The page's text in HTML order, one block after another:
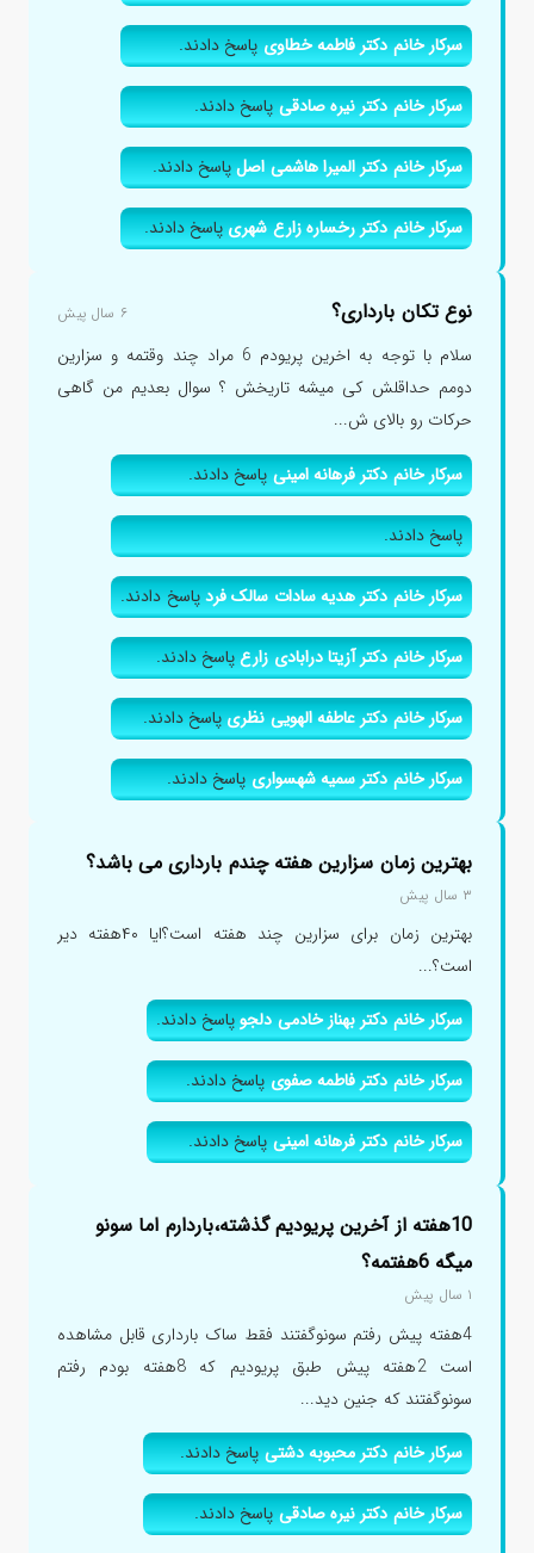
سرکار خانم دکتر فاطمه خطاویپاسخ دادند.
سرکار خانم دکتر نیره صادقیپاسخ دادند.
سرکار خانم دکتر المیرا هاشمی اصلپاسخ دادند.
سرکار خانم دکتر رخساره زارع شهریپاسخ دادند.
نوع تکان بارداری؟ ۶ سال پیش
سلام با توجه به اخرین پریودم 6 مراد چند وقتمه و سزارین
دومم حداقلش کی میشه تاریخش ؟ سوال بعدیم من گاهی
حرکات رو بالای ش...
سرکار خانم دکتر فرهانه امینیپاسخ دادند.
پاسخ دادند.
سرکار خانم دکتر هدیه سادات سالک فردپاسخ دادند.
سرکار خانم دکتر آزیتا درابادی زارعپاسخ دادند.
سرکار خانم دکتر عاطفه الهویی نظریپاسخ دادند.
سرکار خانم دکتر سمیه شهسواریپاسخ دادند.
بهترین زمان سزارین هفته چندم بارداری می باشد؟
۳ سال پیش
بهترین زمان برای سزارین چند هفته است؟ایا ۴۰هفته دیر
است؟...
سرکار خانم دکتر بهناز خادمی دلجوپاسخ دادند.
سرکار خانم دکتر فاطمه صفویپاسخ دادند.
سرکار خانم دکتر فرهانه امینیپاسخ دادند.
10هفته از آخرین پریودیم گذشته،باردارم اما سونو
میگه 6هفتمه؟
۱ سال پیش
4هفته پیش رفتم سونوگفتند فقط ساک بارداری قابل مشاهده
است 2هفته پیش طبق پریودیم که 8هفته بودم رفتم
سونوگفتند که جنین دید...
سرکار خانم دکتر محبوبه دشتیپاسخ دادند.
سرکار خانم دکتر نیره صادقیپاسخ دادند.